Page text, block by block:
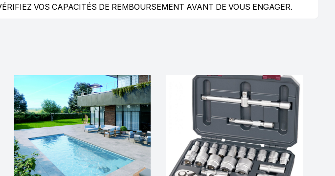
VOS CAPACITÉS DE REMBOURSEMENT AVANT DE VOUS ENGAGER.